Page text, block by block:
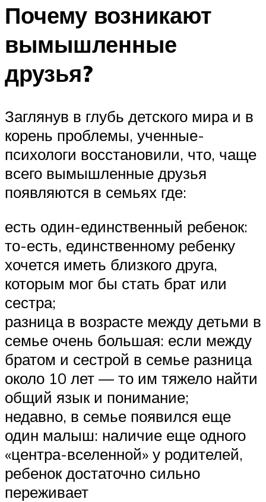
Почему возникают
вымышленные
друзья?
Заглянув в глубь детского мира и в
корень проблемы, ученные-
психологи восстановили, что, чаще
всего вымышленные друзья
появляются в семьях где:
есть один-единственный ребенок:
то-есть, единственному ребенку
хочется иметь близкого друга,
которым мог бы стать брат или
сестра;
разница в возрасте между детьми в
семье очень большая: если между
братом и сестрой в семье разница
около 10 лет — то им тяжело найти
общий язык и понимание;
недавно, в семье появился еще
один малыш: наличие еще одного
«центра-вселенной» у родителей,
ребенок достаточно сильно
переживает